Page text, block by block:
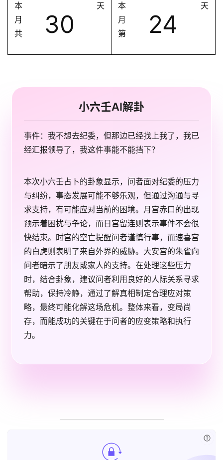
本
月
共
30
天
本
月
第
24
天
小六壬AI解卦
事件：我不想去纪委，但那边已经找上我了，我已
经汇报领导了，我这件事能不能挡下？
本次小六壬占卜的卦象显示，问者面对纪委的压力
与纠纷，事态发展可能不够乐观，但通过沟通与寻
求支持，有可能应对当前的困境。月宫赤口的出现
预示着困扰与争论，而日宫留连则表示事件不会很
快结束。时宫的空亡提醒问者谨慎行事，而速喜宫
的白虎则表明了来自外界的威胁。大安宫的朱雀向
问者暗示了朋友或家人的支持。在处理这些压力
时，结合卦象，建议问者利用良好的人际关系寻求
帮助，保持冷静，通过了解真相制定合理应对策
略，最终可能化解这场危机。整体来看，变局尚
存，而能成功的关键在于问者的应变策略和执行
力。